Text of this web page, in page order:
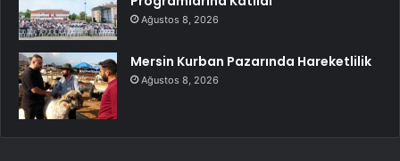
Ağustos 8, 2026
Mersin Kurban Pazarında Hareketlilik
Ağustos 8, 2026